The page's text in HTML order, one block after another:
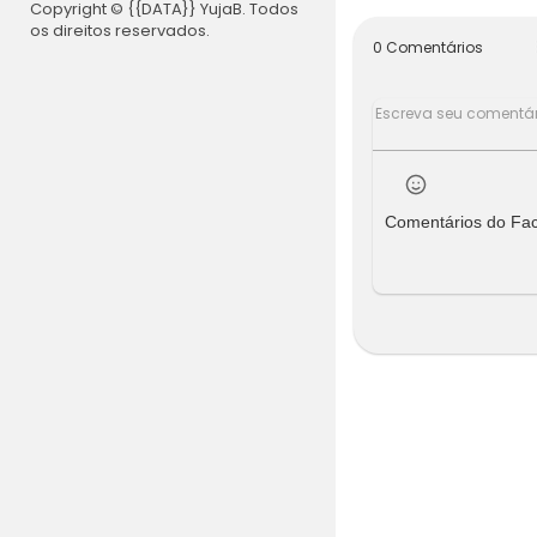
Copyright © {{DATA}} YujaB. Todos
os direitos reservados.
nstros
0 Comentários
Comentários do